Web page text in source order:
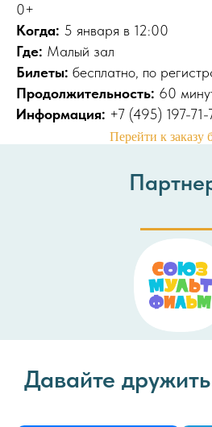
0+
Когда: 5 января в 12:00
Где: Малый зал
Билеты: бесплатно, по
Продолжительность: 60
Информация: +7 (495) 197-71-
Перейти к заказу
Давайте